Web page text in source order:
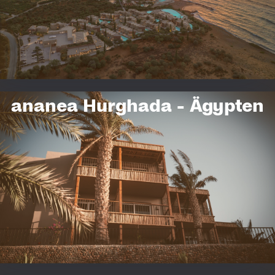
runden das vielfältige Angebot ab.
ZUM HOTEL
ananea Hurghada - Ägypten
ananea Hurghada
Adults-Only-Urlaub am Roten Meer: Entdecken Sie die faszinierende
Unterwasserwelt des Roten Meeres beim Tauchen oder Schnorcheln.
Freuen Sie sich auf unvergessliche Tage in dieser zentral gelegenen,
einzigartigen Entspannungs-Oase.
ZUM HOTEL